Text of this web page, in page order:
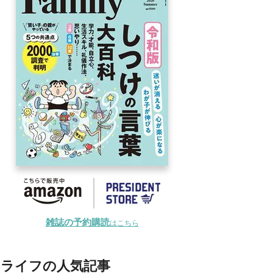
雑誌の予約購読はこちら
ライフの人気記事